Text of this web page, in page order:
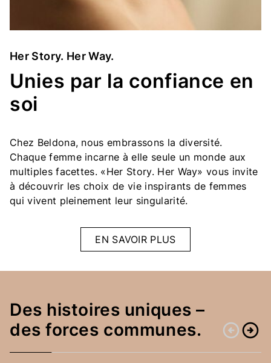
Her Story. Her Way.
Unies par la confiance en
soi
Chez Beldona, nous embrassons la diversité.
Chaque femme incarne à elle seule un monde aux
multiples facettes. «Her Story. Her Way» vous invite
à découvrir les choix de vie inspirants de femmes
qui vivent pleinement leur singularité.
EN SAVOIR PLUS
Des histoires uniques –
des forces communes.
arrow_circle_leftarrow_circle_right